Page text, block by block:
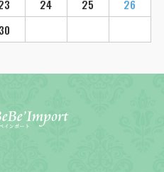
24 25
26
30